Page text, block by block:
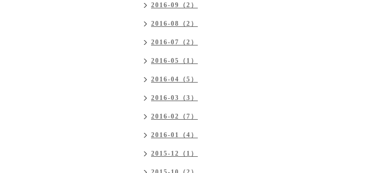
2016-09（2）
2016-08（2）
2016-07（2）
2016-05（1）
2016-04（5）
2016-03（3）
2016-02（7）
2016-01（4）
2015-12（1）